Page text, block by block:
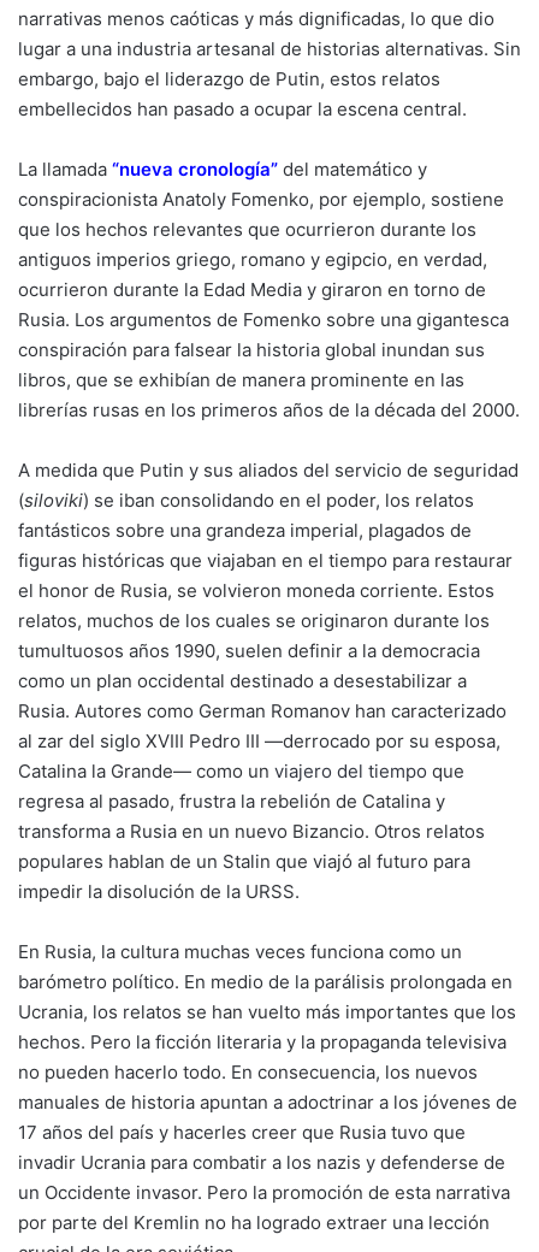
narrativas menos caóticas y más dignificadas, lo que dio
lugar a una industria artesanal de historias alternativas. Sin
embargo, bajo el liderazgo de Putin, estos relatos
embellecidos han pasado a ocupar la escena central.
La llamada “nueva cronología” del matemático y
conspiracionista Anatoly Fomenko, por ejemplo, sostiene
que los hechos relevantes que ocurrieron durante los
antiguos imperios griego, romano y egipcio, en verdad,
ocurrieron durante la Edad Media y giraron en torno de
Rusia. Los argumentos de Fomenko sobre una gigantesca
conspiración para falsear la historia global inundan sus
libros, que se exhibían de manera prominente en las
librerías rusas en los primeros años de la década del 2000.
A medida que Putin y sus aliados del servicio de seguridad
(siloviki) se iban consolidando en el poder, los relatos
fantásticos sobre una grandeza imperial, plagados de
figuras históricas que viajaban en el tiempo para restaurar
el honor de Rusia, se volvieron moneda corriente. Estos
relatos, muchos de los cuales se originaron durante los
tumultuosos años 1990, suelen definir a la democracia
como un plan occidental destinado a desestabilizar a
Rusia. Autores como German Romanov han caracterizado
al zar del siglo XVIII Pedro III —derrocado por su esposa,
Catalina la Grande— como un viajero del tiempo que
regresa al pasado, frustra la rebelión de Catalina y
transforma a Rusia en un nuevo Bizancio. Otros relatos
populares hablan de un Stalin que viajó al futuro para
impedir la disolución de la URSS.
En Rusia, la cultura muchas veces funciona como un
barómetro político. En medio de la parálisis prolongada en
Ucrania, los relatos se han vuelto más importantes que los
hechos. Pero la ficción literaria y la propaganda televisiva
no pueden hacerlo todo. En consecuencia, los nuevos
manuales de historia apuntan a adoctrinar a los jóvenes de
17 años del país y hacerles creer que Rusia tuvo que
invadir Ucrania para combatir a los nazis y defenderse de
un Occidente invasor. Pero la promoción de esta narrativa
por parte del Kremlin no ha logrado extraer una lección